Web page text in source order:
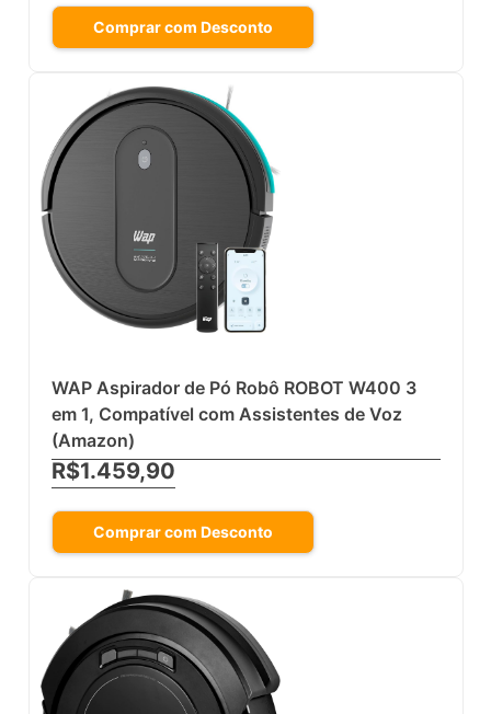
Comprar com Desconto
WAP Aspirador de Pó Robô ROBOT W400 3
em 1, Compatível com Assistentes de Voz
(Amazon)
R$1.459,90
Comprar com Desconto